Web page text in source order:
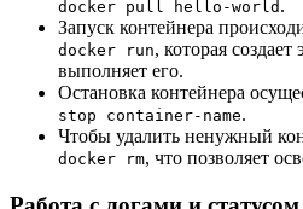
docker pull hello-world .
Запуск контейнера
docker run, которая создает
выполняет его.
Остановка контейнера
stop container-name.
Чтобы удалить ненужный
docker rm, что позволяет